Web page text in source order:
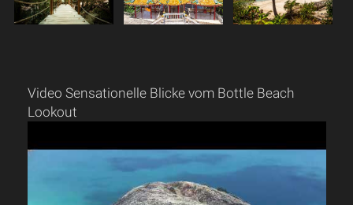
Video Sensationelle Blicke vom Bottle Beach
Lookout